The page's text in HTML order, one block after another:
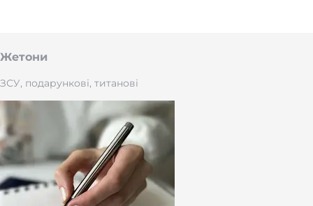
Жетони
ЗСУ, подарункові, титанові